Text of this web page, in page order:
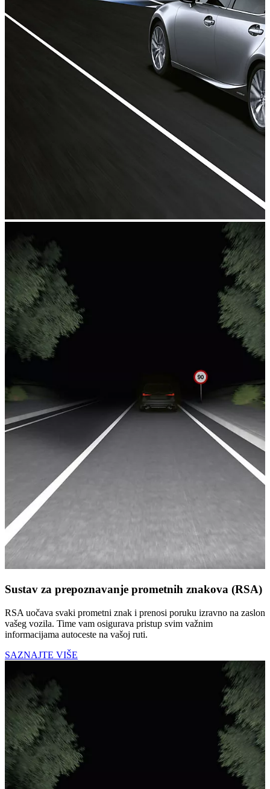
Sustav za prepoznavanje prometnih znakova (RSA)
RSA uočava svaki prometni znak i prenosi poruku izravno na zaslon
vašeg vozila. Time vam osigurava pristup svim važnim
informacijama autoceste na vašoj ruti.
SAZNAJTE VIŠE